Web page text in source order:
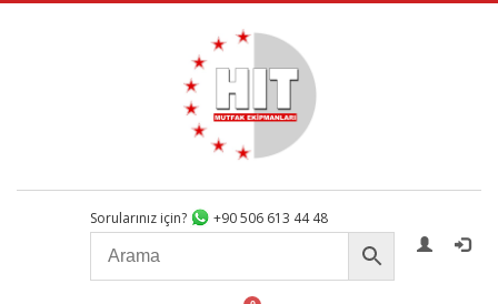
Sorularınız için? +90 506 613 44 48